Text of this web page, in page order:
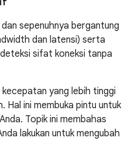
sepenuhnya bergantung
dan latensi) serta
sifat koneksi tanpa
yang lebih tinggi
Hal ini membuka pintu untuk
Topik ini membahas
lakukan untuk mengubah